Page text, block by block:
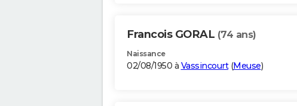
Francois GORAL (74 ans)
Naissance
02/08/1950 à Vassincourt(Meuse)